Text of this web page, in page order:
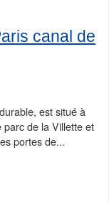
canal de
est situé à
de la Villette et
portes de...